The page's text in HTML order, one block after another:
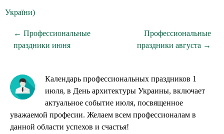
України)
← Профессиональные
праздники июня
Профессиональные
праздники августа →
Календарь профессиональных праздников 1
июля, в День архитектуры Украины, включает
актуальное событие июля, посвященное
уважаемой професии. Желаем всем профессионалам в
данной области успехов и счастья!